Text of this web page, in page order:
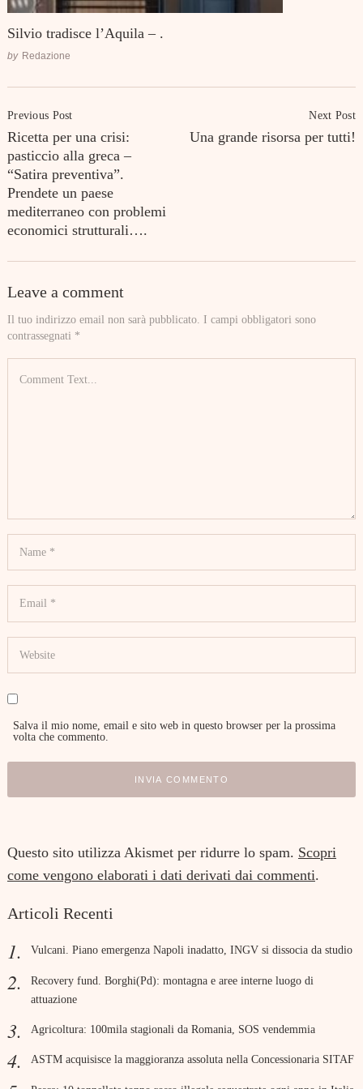
Silvio tradisce l’Aquila – .
by Redazione
Navigation
Previous Post
Ricetta per una crisi:
pasticcio alla greca –
“Satira preventiva”.
Prendete un paese
mediterraneo con problemi
economici strutturali….
Next Post
Una grande risorsa per tutti!
Leave a comment
Il tuo indirizzo email non sarà pubblicato. I campi obbligatori sono
contrassegnati *
Salva il mio nome, email e sito web in questo browser per la prossima
volta che commento.
Questo sito utilizza Akismet per ridurre lo spam. Scopri
come vengono elaborati i dati derivati dai commenti.
Articoli Recenti
Vulcani. Piano emergenza Napoli inadatto, INGV si dissocia da studio
Recovery fund. Borghi(Pd): montagna e aree interne luogo di
attuazione
Agricoltura: 100mila stagionali da Romania, SOS vendemmia
ASTM acquisisce la maggioranza assoluta nella Concessionaria SITAF